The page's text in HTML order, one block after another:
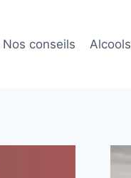
Nos conseils Alcools